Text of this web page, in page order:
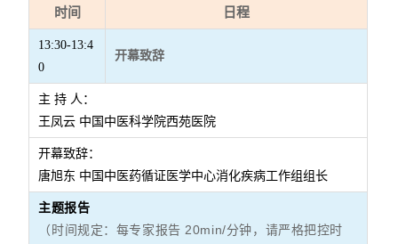
时间 日程
13:30-13:4
0
开幕致辞
主 持 人：
王凤云 中国中医科学院西苑医院
开幕致辞：
唐旭东 中国中医药循证医学中心消化疾病工作组组长
主题报告
（时间规定：每专家报告 20min/分钟，请严格把控时